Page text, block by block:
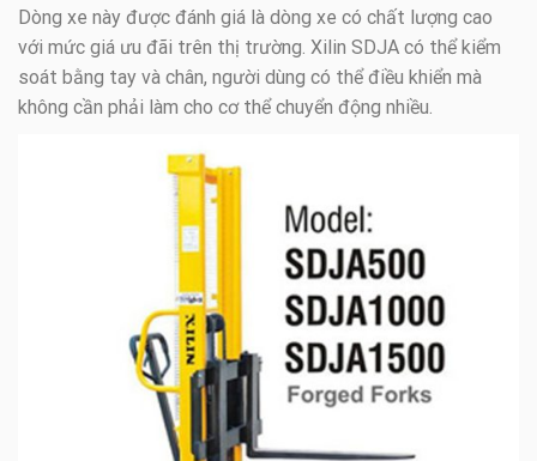
Dòng xe này được đánh giá là dòng xe có chất lượng cao
với mức giá ưu đãi trên thị trường. Xilin SDJA có thể kiểm
soát bằng tay và chân, người dùng có thể điều khiển mà
không cần phải làm cho cơ thể chuyển động nhiều.